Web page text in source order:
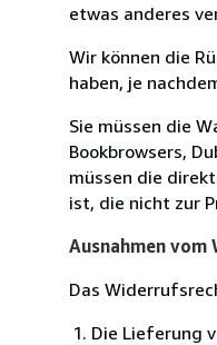
etwas anderes
Wir können die
haben, je
Sie müssen die
Bookbrowsers,
müssen die
ist, die nicht zur
Ausnahmen
Das
Die Lieferung